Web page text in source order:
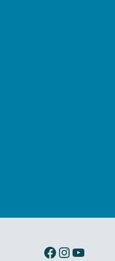
Ibermusicas en Facebook Ibermusicas en Instagram Ibermusicas en Youtube